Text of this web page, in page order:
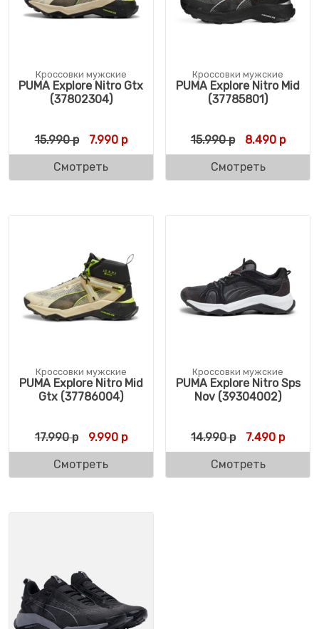
Кроссовки мужские
PUMA Explore Nitro Gtx
(37802304)
15.990р Первоначальная цена составляла 15.990
7.990рТекущая цена: 7.990 р.
Смотреть
Кроссовки мужские
PUMA Explore Nitro Mid
(37785801)
15.990р 8.490р
Смотреть
Кроссовки мужские
PUMA Explore Nitro Mid
Gtx (37786004)
17.990р Первоначальная цена составляла 17.990
9.990рТекущая цена: 9.990 р.
Смотреть
Кроссовки мужские
PUMA Explore Nitro Sps
Nov (39304002)
14.990р 7.490 р
Смотреть